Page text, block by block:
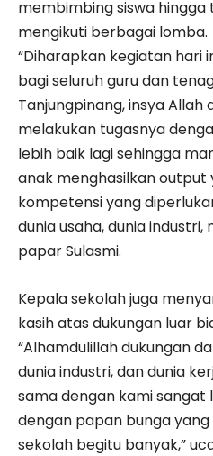
membimbing siswa
mengikuti berbagai lomba.
“Diharapkan kegiatan hari
bagi seluruh guru dan
Tanjungpinang, insya
melakukan tugasnya
lebih baik lagi sehingga
anak menghasilkan output
kompetensi yang
dunia usaha, dunia industri,
papar Sulasmi.
Kepala sekolah juga
kasih atas dukungan luar
“Alhamdulillah dukungan
dunia industri, dan dunia
sama dengan kami sangat
dengan papan bunga
sekolah begitu banyak,”